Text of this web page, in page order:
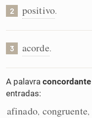
Conexões
Caça-palavras
2 positivo.
3 acorde.
A palavra concordante
entradas:
afinado, congruente,